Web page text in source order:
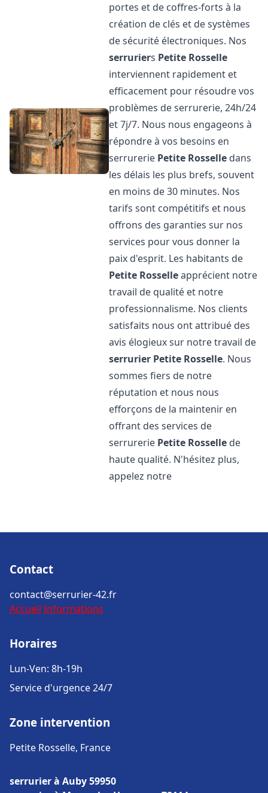
portes et de coffres-forts à la
création de clés et de systèmes
de sécurité électroniques. Nos
serruriers Petite Rosselle
interviennent rapidement et
efficacement pour résoudre vos
problèmes de serrurerie, 24h/24
et 7j/7. Nous nous engageons à
répondre à vos besoins en
serrurerie Petite Rosselle dans
les délais les plus brefs, souvent
en moins de 30 minutes. Nos
tarifs sont compétitifs et nous
offrons des garanties sur nos
services pour vous donner la
paix d'esprit. Les habitants de
Petite Rosselleapprécient notre
travail de qualité et notre
professionnalisme. Nos clients
satisfaits nous ont attribué des
avis élogieux sur notre travail de
serrurier Petite Rosselle. Nous
sommes fiers de notre
réputation et nous nous
efforçons de la maintenir en
offrant des services de
serrurerie Petite Rosselle de
haute qualité. N'hésitez plus,
appelez notre
Contact
contact@serrurier-42.fr
Accueil Informations
Horaires
Lun-Ven: 8h-19h
Service d'urgence 24/7
Zone intervention
Petite Rosselle, France
serrurier à Auby 59950